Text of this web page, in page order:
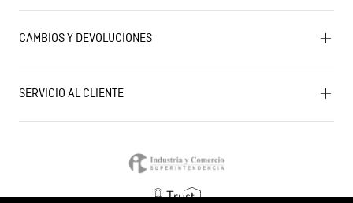
Mapa del sitio
Próximos eventos
Términos y condiciones
Términos y condiciones de promociones
Política de Cookies
Política de Cambios y Devoluciones
CAMBIOS Y DEVOLUCIONES
Gestiona tu cambio o devolución
PQR y Otras solicitudes
Estado de mi PQR
SERVICIO AL CLIENTE